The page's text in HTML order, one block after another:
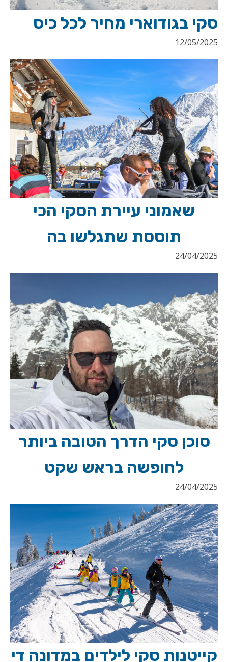
סקי בגודוארי מחיר לכל כיס
12/05/2025
שאמוני עיירת הסקי הכי
תוססת שתגלשו בה
24/04/2025
סוכן סקי הדרך הטובה ביותר
לחופשה בראש שקט
24/04/2025
קייטנות סקי לילדים במדונה די